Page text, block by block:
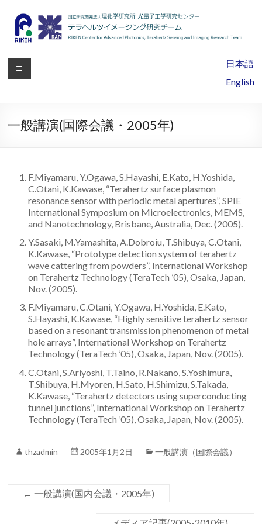
理
化
研
所
子
研
ラ
ル
日本語
English
一般講演(国際会議・2005年)
F.Miyamaru, Y.Ogawa, S.Hayashi, E.Kato, H.Yoshida,
C.Otani, K.Kawase, “Terahertz surface plasmon
resonance sensor with periodic metal apertures”, SPIE
International Symposium on Microelectronics, MEMS,
and Nanotechnology, Brisbane, Australia, Dec. (2005).
Y.Sasaki, M.Yamashita, A.Dobroiu, T.Shibuya, C.Otani,
K.Kawase, “Prototype detection system of terahertz
wave cattering from powders”, International Workshop
on Terahertz Technology (TeraTech ’05), Osaka, Japan,
Nov. (2005).
F.Miyamaru, C.Otani, Y.Ogawa, H.Yoshida, E.Kato,
S.Hayashi, K.Kawase, “Highly sensitive terahertz sensor
based on a resonant transmission phenomenon of metal
hole arrays”, International Workshop on Terahertz
Technology (TeraTech ’05), Osaka, Japan, Nov. (2005).
C.Otani, S.Ariyoshi, T.Taino, R.Nakano, S.Yoshimura,
T.Shibuya, H.Myoren, H.Sato, H.Shimizu, S.Takada,
K.Kawase, “Terahertz detectors using superconducting
tunnel junctions”, International Workshop on Terahertz
Technology (TeraTech ’05), Osaka, Japan, Nov. (2005).
thzadmin 2005年1月2日 一般講演（国際会議）
← 一般講演(国内会議・2005年)